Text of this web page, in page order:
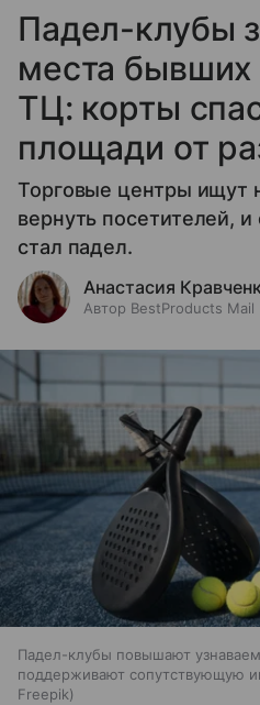
Падел-клубы
места бывших
ТЦ: корты
площади от
Торговые центры ищут
вернуть посетителей,
стал падел.
Анастасия
Автор BestProducts Mail
Падел-клубы повышают
поддерживают сопутствующую
Freepik